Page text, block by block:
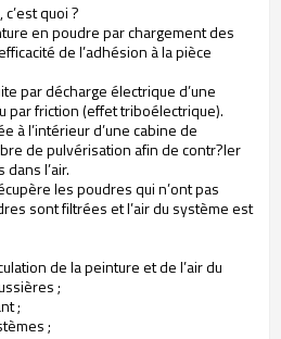
quoi ?
en poudre par chargement des
de l’adhésion à la pièce
par décharge électrique d’une
par friction (effet triboélectrique).
à l’intérieur d’une cabine de
de pulvérisation afin de contr?ler
l’air.
les poudres qui n’ont pas
sont filtrées et l’air du système est
de la peinture et de l’air du
;
;
;